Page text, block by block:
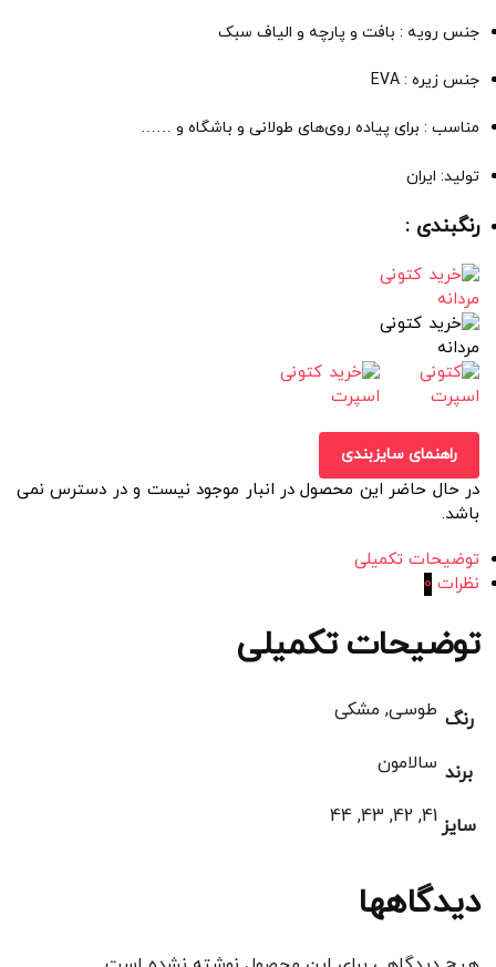
جنس رویه : بافت و پارچه و الیاف سبک
جنس زیره : EVA
مناسب : برای پیاده روی‌های طولانی و باشگاه و ……
تولید: ایران
رنگبندی :
راهنمای سایزبندی
در حال حاضر این محصول در انبار موجود نیست و در دسترس نمی
باشد.
توضیحات تکمیلی
نظرات 0
توضیحات تکمیلی
رنگ طوسی, مشکی
برند سالامون
سایز 41, 42, 43, 44
دیدگاهها